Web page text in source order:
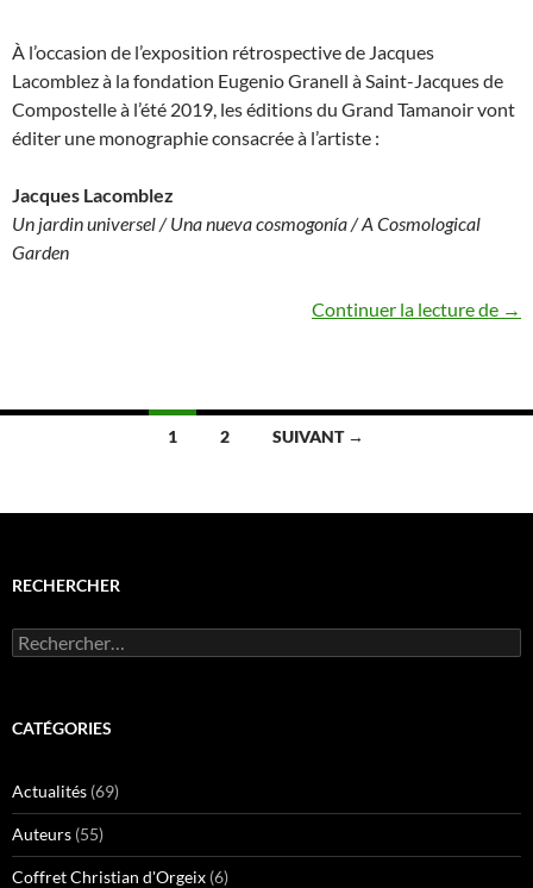
À l’occasion de l’exposition rétrospective de Jacques
Lacomblez à la fondation Eugenio Granell à Saint-Jacques de
Compostelle à l’été 2019, les éditions du Grand Tamanoir vont
éditer une monographie consacrée à l’artiste :
Jacques Lacomblez
Un jardin universel / Una nueva cosmogonía / A Cosmological
Garden
Continuer la lecture de Un
→
articles
1 2 SUIVANT →
RECHERCHER
Rechercher :
CATÉGORIES
Actualités (69)
Auteurs (55)
Coffret Christian d'Orgeix (6)